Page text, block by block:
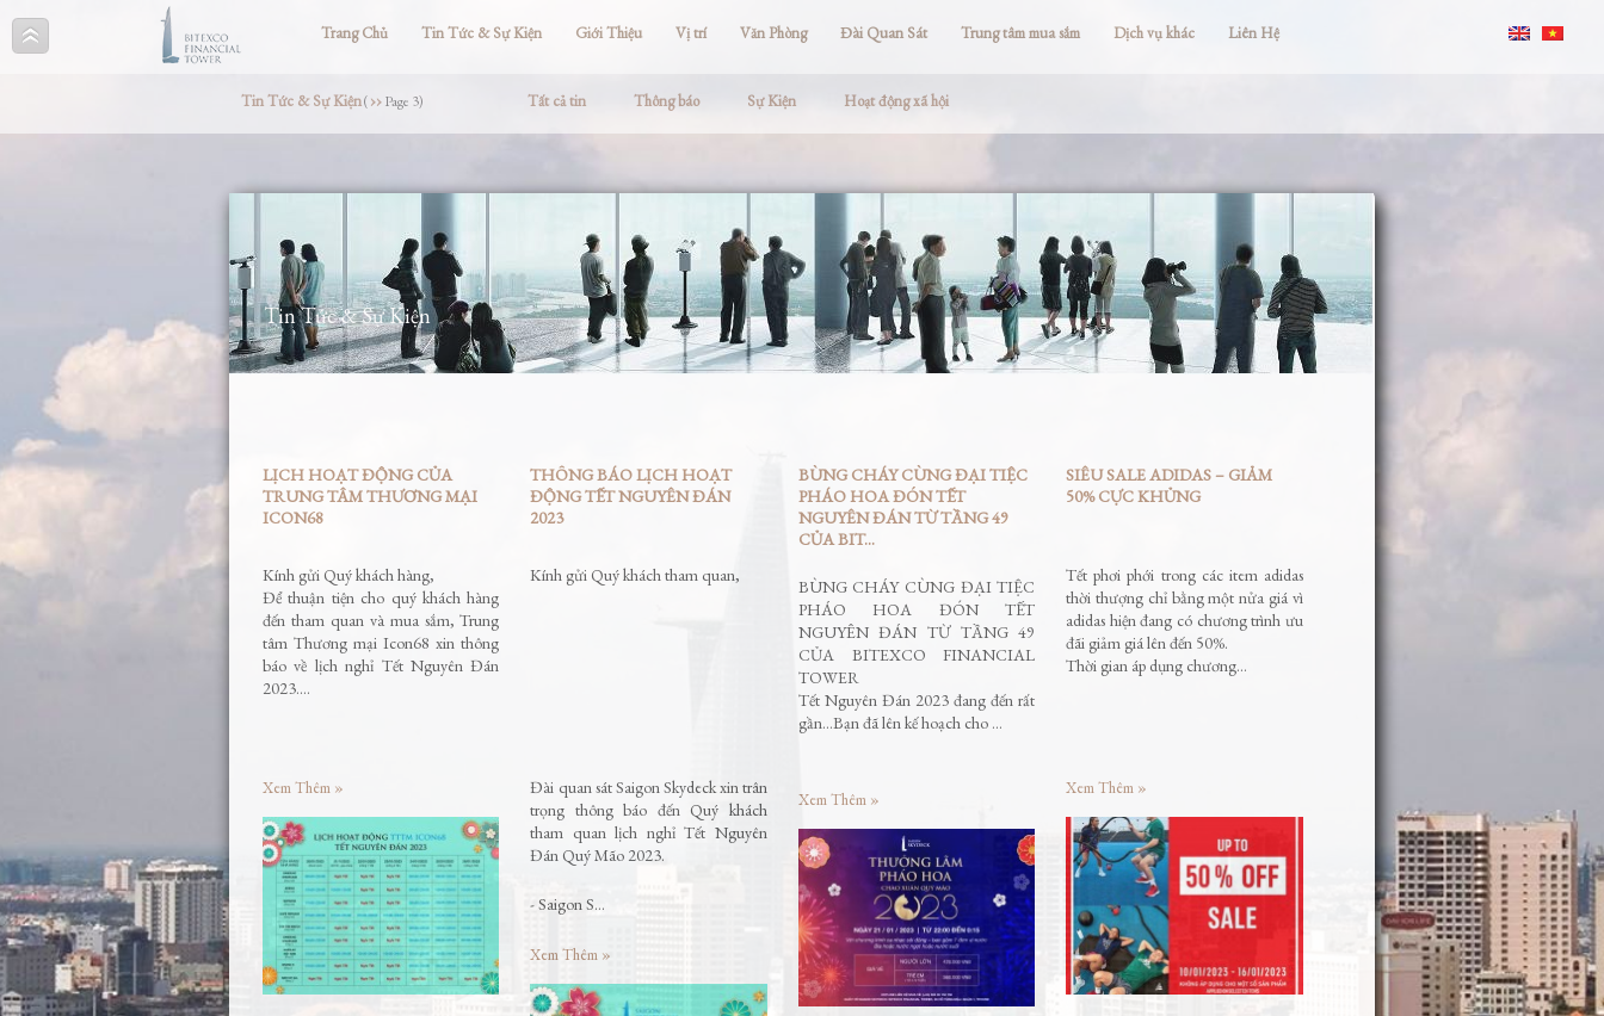
Trang Chủ Tin Tức & Sự Kiện Giới Thiệu Vị trí Văn Phòng Đài Quan Sát Trung tâm mua sắm Dịch vụ khác Liên Hệ
Tin Tức & Sự Kiện(››Page 3) Tất cả tin Thông báo Sự Kiện Hoạt động xã hội
Tin Tức & Sự Kiện
LỊCH HOẠT ĐỘNG CỦA
TRUNG TÂM THƯƠNG MẠI
ICON68
Kính gửi Quý khách hàng,
Để thuận tiện cho quý khách hàng
đến tham quan và mua sắm, Trung
tâm Thương mại Icon68 xin thông
báo về lịch nghỉ Tết Nguyên Đán
2023….
Xem Thêm »
THÔNG BÁO LỊCH HOẠT
ĐỘNG TẾT NGUYÊN ĐÁN
2023
Kính gửi Quý khách tham quan,
Đài quan sát Saigon Skydeck xin trân
trọng thông báo đến Quý khách
tham quan lịch nghỉ Tết Nguyên
Đán Quý Mão 2023.
- Saigon S…
Xem Thêm »
BÙNG CHÁY CÙNG ĐẠI TIỆC
PHÁO HOA ĐÓN TẾT
NGUYÊN ĐÁN TỪ TẦNG 49
CỦA BIT...
BÙNG CHÁY CÙNG ĐẠI TIỆC
PHÁO HOA ĐÓN TẾT
NGUYÊN ĐÁN TỪ TẦNG 49
CỦA BITEXCO FINANCIAL
TOWER
Tết Nguyên Đán 2023 đang đến rất
gần…Bạn đã lên kế hoạch cho …
Xem Thêm »
SIÊU SALE ADIDAS – GIẢM
50% CỰC KHỦNG
Tết phơi phới trong các item adidas
thời thượng chỉ bằng một nửa giá vì
adidas hiện đang có chương trình ưu
đãi giảm giá lên đến 50%.
Thời gian áp dụng chương…
Xem Thêm »